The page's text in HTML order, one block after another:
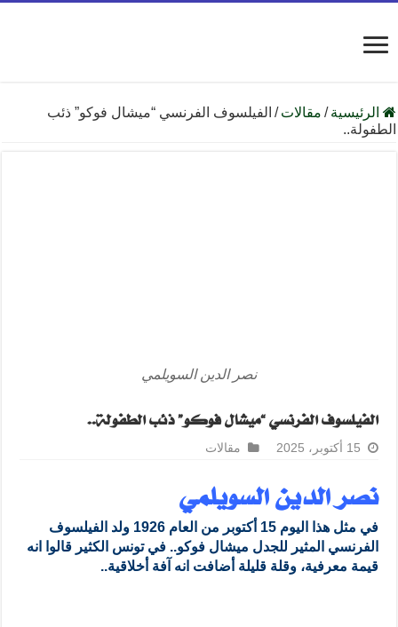
الرئيسية / مقالات / الفيلسوف الفرنسي “ميشال فوكو” ذئب
الطفولة..
نصر الدين السويلمي
الفيلسوف الفرنسي “ميشال فوكو” ذئب الطفولة..
15 أكتوبر، 2025 مقالات
نصر الدين السويلمي
في مثل هذا اليوم 15 أكتوبر من العام 1926 ولد الفيلسوف
الفرنسي المثير للجدل ميشال فوكو.. في تونس الكثير قالوا انه
قيمة معرفية، وقلة قليلة أضافت انه آفة أخلاقية..